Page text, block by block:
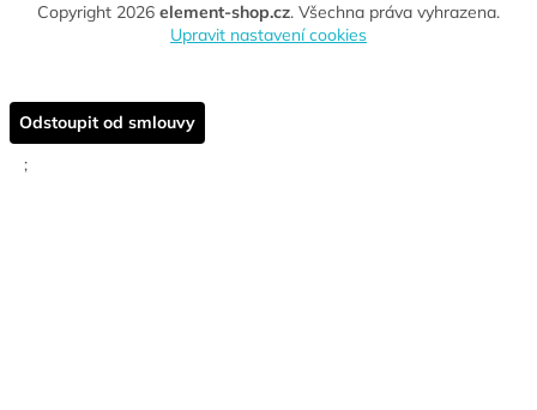
Copyright 2026 element-shop.cz. Všechna práva vyhrazena.
Upravit nastavení cookies
Odstoupit od smlouvy
;